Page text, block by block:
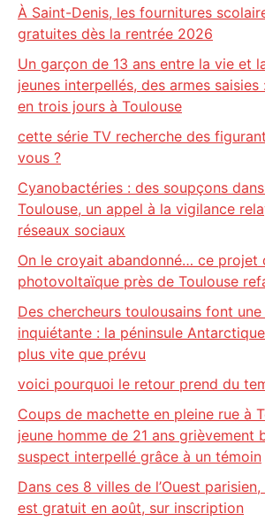
À Saint-Denis, les fournitures
gratuites dès la rentrée 2026
Un garçon de 13 ans entre la vie et
jeunes interpellés, des armes
en trois jours à Toulouse
cette série TV recherche des
vous ?
Cyanobactéries : des soupçons
Toulouse, un appel à la vigilance
réseaux sociaux
On le croyait abandonné… ce projet
photovoltaïque près de Toulouse
Des chercheurs toulousains font
inquiétante : la péninsule
plus vite que prévu
voici pourquoi le retour prend du
Coups de machette en pleine rue à
jeune homme de 21 ans grièvement
suspect interpellé grâce à un témoin
Dans ces 8 villes de l’Ouest
est gratuit en août, sur inscription